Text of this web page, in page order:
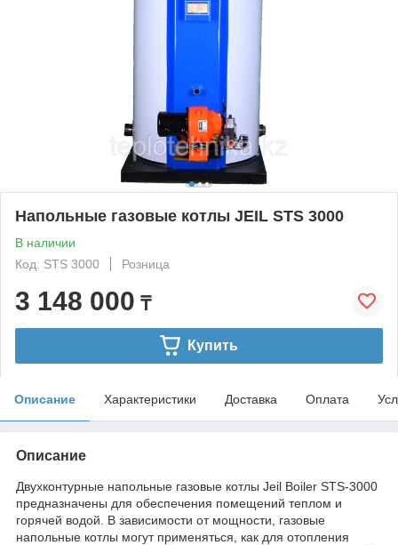
Напольные газовые котлы JEIL STS 3000
В наличии
Код: STS 3000
Розница
3 148 000 ₸
Купить
Описание Характеристики Доставка Оплата
Описание
Двухконтурные напольные газовые котлы Jeil Boiler STS-3000
предназначены для обеспечения помещений теплом и
горячей водой. В зависимости от мощности, газовые
напольные котлы могут применяться, как для отопления